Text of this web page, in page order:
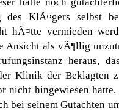
des KlÃ¤gers selbst
hÃ¤tte vermieden
Ansicht als vÃ¶llig
heraus,
Klinik der Beklagten
nicht hingewiesen hatte.
bei seinem Gutachten